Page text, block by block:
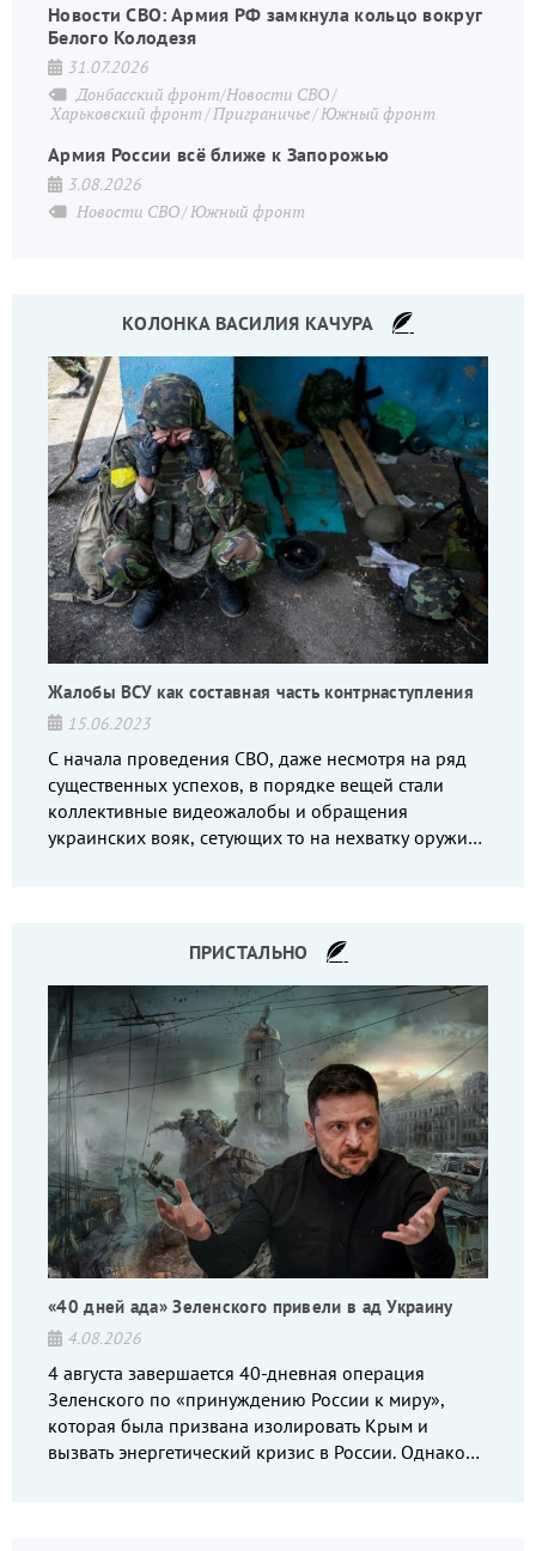
Новости СВО: Армия РФ замкнула кольцо вокруг
Белого Колодезя
31.07.2026
Донбасский фронт/Новости СВО
Харьковский фронт Приграничье Южный фронт
Армия России всё ближе к Запорожью
3.08.2026
Новости СВО Южный фронт
КОЛОНКА ВАСИЛИЯ КАЧУРА
Жалобы ВСУ как составная часть контрнаступления
15.06.2023
С начала проведения СВО, даже несмотря на ряд
существенных успехов, в порядке вещей стали
коллективные видеожалобы и обращения
украинских вояк, сетующих то на нехватку оружия,
ПРИСТАЛЬНО
«40 дней ада» Зеленского привели в ад Украину
4.08.2026
4 августа завершается 40-дневная операция
Зеленского по «принуждению России к миру»,
которая была призвана изолировать Крым и
вызвать энергетический кризис в России. Однако